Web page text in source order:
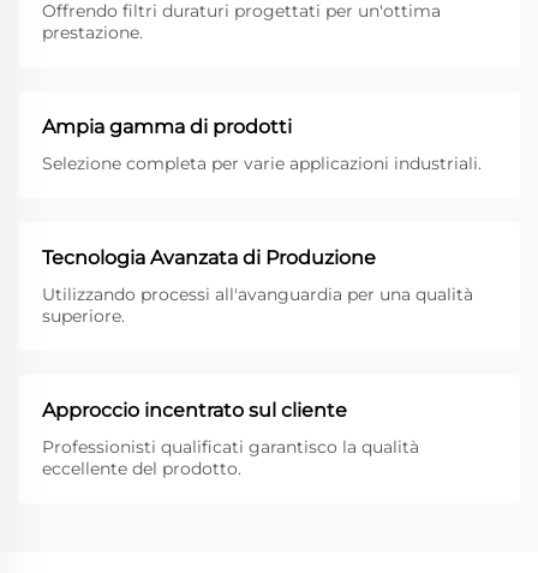
Offrendo filtri duraturi progettati per un'ottima
prestazione.
Ampia gamma di prodotti
Selezione completa per varie applicazioni industriali.
Tecnologia Avanzata di Produzione
Utilizzando processi all'avanguardia per una qualità
superiore.
Approccio incentrato sul cliente
Professionisti qualificati garantisco la qualità
eccellente del prodotto.